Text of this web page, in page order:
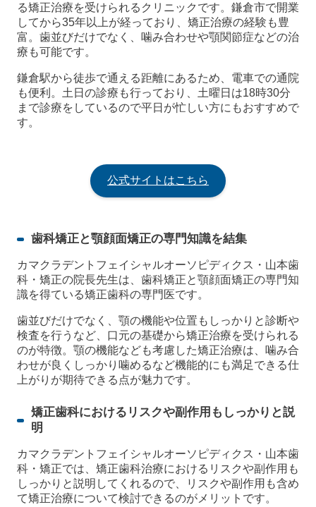
る矯正治療を受けられるクリニックです。鎌倉市で開業
してから35年以上が経っており、矯正治療の経験も豊
富。歯並びだけでなく、噛み合わせや顎関節症などの治
療も可能です。
鎌倉駅から徒歩で通える距離にあるため、電車での通院
も便利。土日の診療も行っており、土曜日は18時30分
まで診療をしているので平日が忙しい方にもおすすめで
す。
公式サイトはこちら
歯科矯正と顎顔面矯正の専門知識を結集
カマクラデントフェイシャルオーソピディクス・山本歯
科・矯正の院長先生は、歯科矯正と顎顔面矯正の専門知
識を得ている矯正歯科の専門医です。
歯並びだけでなく、顎の機能や位置もしっかりと診断や
検査を行うなど、口元の基礎から矯正治療を受けられる
のが特徴。顎の機能なども考慮した矯正治療は、噛み合
わせが良くしっかり噛めるなど機能的にも満足できる仕
上がりが期待できる点が魅力です。
矯正歯科におけるリスクや副作用もしっかりと説
明
カマクラデントフェイシャルオーソピディクス・山本歯
科・矯正では、矯正歯科治療におけるリスクや副作用も
しっかりと説明してくれるので、リスクや副作用も含め
て矯正治療について検討できるのがメリットです。